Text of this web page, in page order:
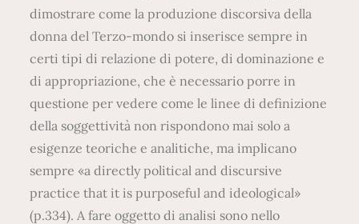
dimostrare come la produzione discorsiva della
donna del Terzo-mondo si inserisce sempre in
certi tipi di relazione di potere, di dominazione e
di appropriazione, che è necessario porre in
questione per vedere come le linee di definizione
della soggettività non rispondono mai solo a
esigenze teoriche e analitiche, ma implicano
sempre «a directly political and discursive
practice that it is purposeful and ideological»
(p.334). A fare oggetto di analisi sono nello